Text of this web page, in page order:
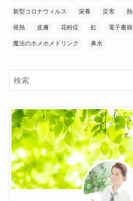
新型コロナウィルス 栄養 災害 熱
発熱 皮膚 花粉症 虹 電子書籍
魔法のホメホメドリンク 鼻水